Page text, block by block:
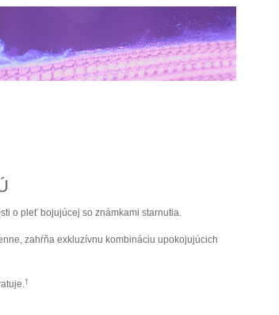
o pleť bojujúcej so známkami starnutia.
zahŕňa exkluzívnu kombináciu upokojujúcich
.†